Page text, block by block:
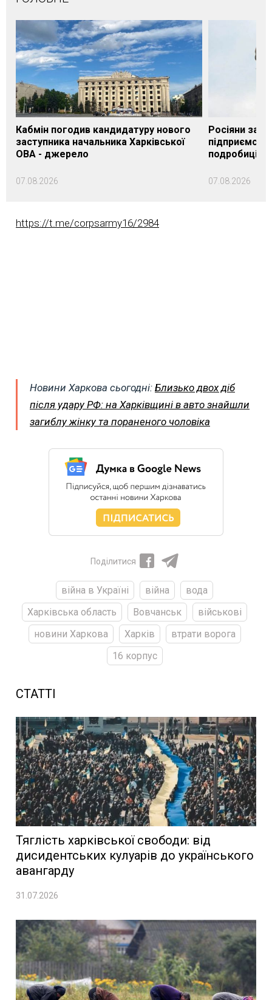
Кабмін погодив кандидатуру нового
заступника начальника Харківської
ОВА - джерело
07.08.2026
Росіяни
подробиці
07.08.2026
https://t.me/corpsarmy16/2984
Новини Харкова сьогодні: Близько двох діб
після удару РФ: на Харківщині в авто знайшли
загиблу жінку та пораненого чоловіка
Поділитися
війна в Україні війна
вода
Харківська область
Вовчанськ
військові
новини Харкова
Харків
втрати ворога
16 корпус
СТАТТІ
Тяглість харківської свободи: від
дисидентських кулуарів до українського
авангарду
31.07.2026